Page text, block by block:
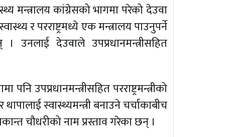
मन्त्रालय कांग्रेसको भागमा परेको देउवा
र परराष्ट्रमध्ये एक मन्त्रालय पाउनुपर्ने
देउवाले उपप्रधानमन्त्रीसहित
उपप्रधानमन्त्रीसहित परराष्ट्रमन्त्रीको
स्वास्थ्यमन्त्री बनाउने चर्चाकाबीच
चौधरीको नाम प्रस्ताव गरेका छन् ।